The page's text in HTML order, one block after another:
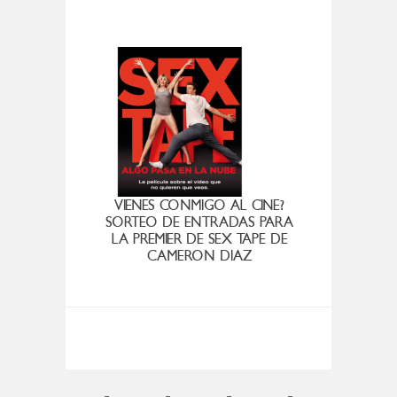
VIENES CONMIGO AL CINE?
SORTEO DE ENTRADAS PARA
LA PREMIER DE SEX TAPE DE
CAMERON DIAZ